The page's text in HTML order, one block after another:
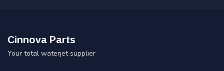
Cinnova Parts
Your total waterjet supplier